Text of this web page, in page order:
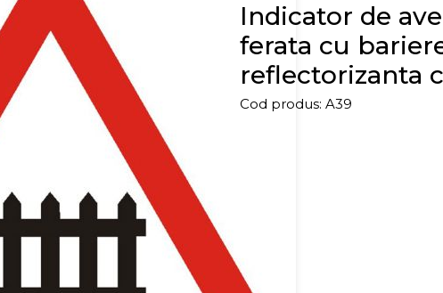
Indicator de
ferata cu
reflectorizanta
Cod produs: A39